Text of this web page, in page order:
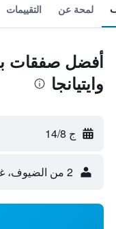
لمحة عن التقييمات
أفضل صفقات
وايتيانجا
ج 14/8
2 من الضيوف، غرفة واحدة